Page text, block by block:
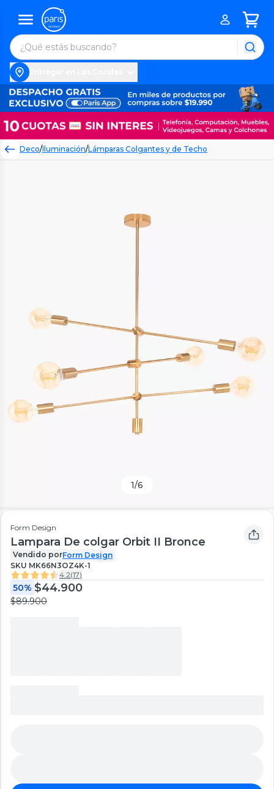
Deco/Iluminación/Lámparas Colgantes y de Techo
1/6
Form Design
Lampara De colgar Orbit II Bronce
Vendido porForm Design
SKU MK66N3OZ4K-1
4.2(17)
50% $44.900
$89.900